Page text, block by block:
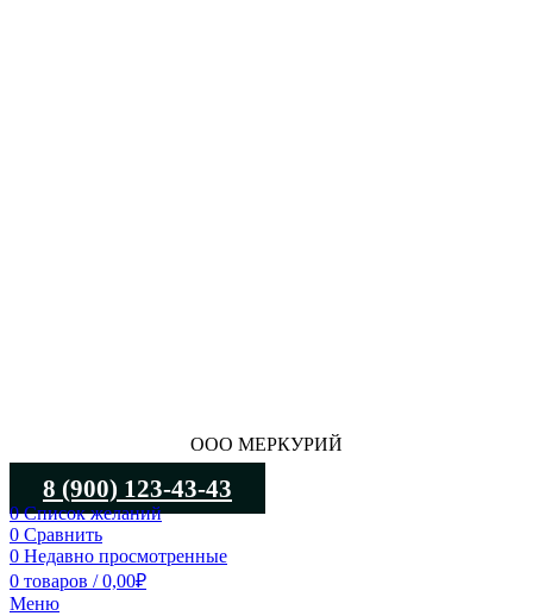
ООО МЕРКУРИЙ
8 (900) 123-43-43
0Список желаний
0 Сравнить
0 Недавно просмотренные
0 товаров / 0,00₽
Меню